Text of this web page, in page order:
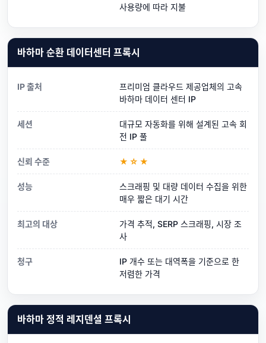
사용량에 따라 지불
바하마 순환 데이터센터 프록시
IP 출처
프리미엄 클라우드 제공업체의 고속
바하마 데이터 센터 IP
세션
대규모 자동화를 위해 설계된 고속 회
전 IP 풀
신뢰 수준 ★☆★
성능
스크래핑 및 대량 데이터 수집을 위한
매우 짧은 대기 시간
최고의 대상
가격 추적, SERP 스크래핑, 시장 조
사
청구
IP 개수 또는 대역폭을 기준으로 한
저렴한 가격
바하마 정적 레지덴셜 프록시